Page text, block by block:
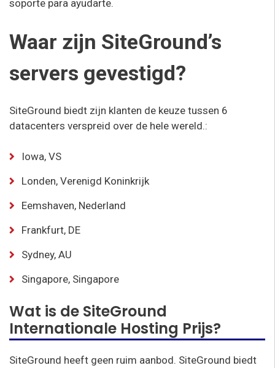
Waar zijn SiteGround’s
servers gevestigd?
SiteGround biedt zijn klanten de keuze tussen 6
datacenters verspreid over de hele wereld.:
Iowa, VS
Londen, Verenigd Koninkrijk
Eemshaven, Nederland
Frankfurt, DE
Sydney, AU
Singapore, Singapore
Wat is de SiteGround
Internationale Hosting Prijs?
SiteGround heeft geen ruim aanbod. SiteGround biedt